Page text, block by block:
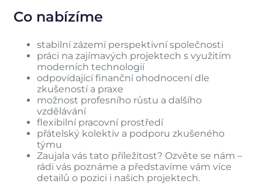
Co nabízíme
stabilní zázemí perspektivní společnosti
práci na zajímavých projektech s využitím
moderních technologií
odpovídající finanční ohodnocení dle
zkušeností a praxe
možnost profesního růstu a dalšího
vzdělávání
flexibilní pracovní prostředí
přátelský kolektiv a podporu zkušeného
týmu
Zaujala vás tato příležitost? Ozvěte se nám –
rádi vás poznáme a představíme vám více
detailů o pozici i našich projektech.